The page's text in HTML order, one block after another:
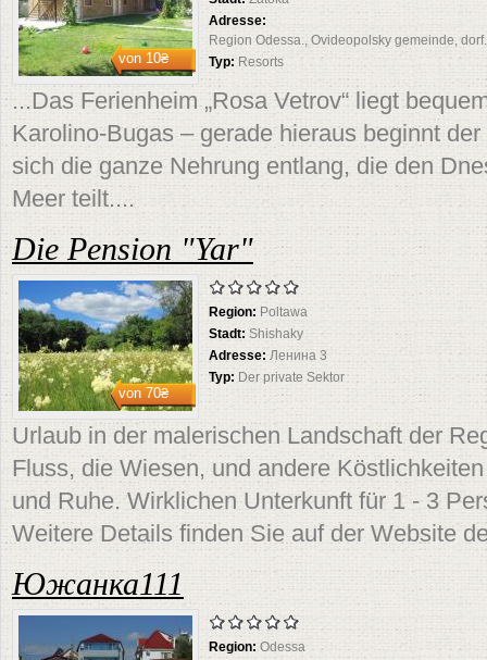
von10₴
Adresse:
Region Odessa., Ovideopolsky gemeinde,
Typ: Resorts
...Das Ferienheim „Rosa Vetrov“ liegt
Karolino-Bugas – gerade hieraus beginnt
sich die ganze Nehrung entlang, die den
Meer teilt....
Die Pension "Yar"
von70₴
Region: Poltawa
Stadt: Shishaky
Adresse: Ленина 3
Typ: Der private Sektor
Urlaub in der malerischen Landschaft der
Fluss, die Wiesen, und andere
und Ruhe. Wirklichen Unterkunft für 1 - 3
Weitere Details finden Sie auf der Website
Южанка111
Region:Odessa